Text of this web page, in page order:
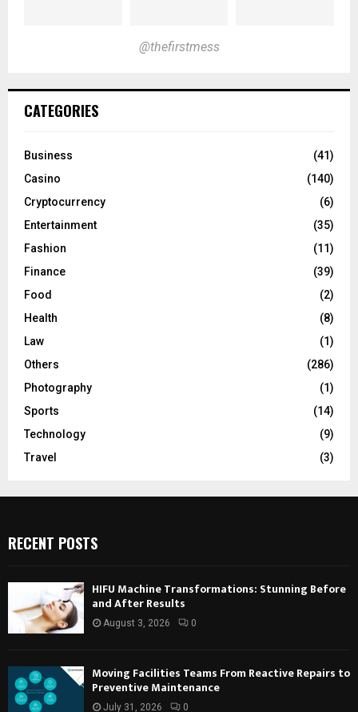
@thefirstmess
CATEGORIES
Business
(41)
Casino
(140)
Cryptocurrency
(6)
Entertainment
(35)
Fashion
(11)
Finance
(39)
Food
(2)
Health
(8)
Law
(1)
Others
(286)
Photography
(1)
Sports
(14)
Technology
(9)
Travel
(3)
RECENT POSTS
HIFU Machine Transformations: Stunning Before
and After Results
August 3, 2026 0
Moving Facilities Teams From Reactive Repairs to
Preventive Maintenance
July 31, 2026 0